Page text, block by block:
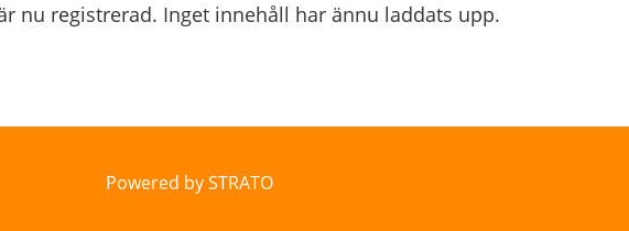
nu registrerad. Inget innehåll har ännu laddats upp.
Powered by STRATO